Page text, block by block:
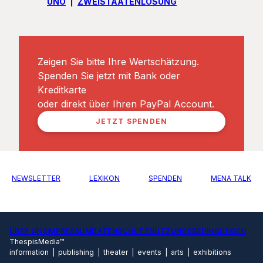
Zeigen Sie bitte Ihre Wertschätzung.
Spenden Sie jetzt mit Bank oder
Kreditkarte
oder direkt über Ihren PayPal Account.
JETZT SPENDEN
NEWSLETTER LEXIKON SPENDEN MENA TALK
ÜBER UNSIMPRESSUMDATENSCHUTZNUTZUNGSBEDINGUNGEN
ThespisMedia™
information | publishing | theater | events | arts | exhibitions